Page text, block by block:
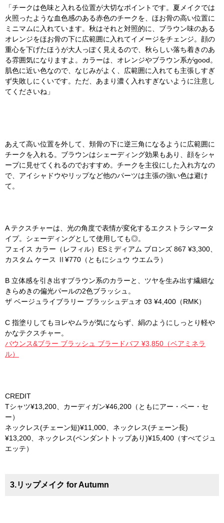
「チークは色味と入れる位置が大切なポイントです。夏メイクでは
火照ったような血色感のある赤色のチークを、ほお骨の高い位置に
ミニマムに入れています。秋はそれと対照的に、ブラウン味のある
オレンジをほお骨の下に広範囲に入れてイメージをチェンジ。顔の
重心を下げたほうが大人っぽく見えるので、秋らしい落ち着きのあ
る雰囲気になりますよ。カラーは、オレンジやブラウン系がgood。
肌色に近い色なので、なじみがよく、広範囲に入れても主張しすぎ
ず失敗しにくいです。ただ、あまり濃く入れすぎないように注意し
てくださいね」
あえて高い位置を外して、頬骨の下に逆三角になるように広範囲に
チークを入れる。ブラウンはシェーディング効果もあり、顔をシャ
ープに見せてくれるのでおすすめ。チークを主役にした入れ方なの
で、アイシャドウやリップなど他のパーツは主張の強い色は避け
て。
A テクスチャーは、光の角度で表情が変化するエクストラシマータ
イプ。シェーディングとして使用しても◎。
フェイス カラー（レフィル）ESミディアム ブロンズ 867 ¥3,300、
カスタム ケース Ⅱ¥770（ともにシュウ ウエムラ）
B 立体感を引き出すブラウン系のカラーと、ツヤを生み出す繊細な
きらめきの偏光パールの2色ブラッシュ。
ザ ベージュライブラリー ブラッシュデュオ 03 ¥4,400（RMK）
C 指塗りしてもヨレやムラが気にならず、絹のようにしっとり軽や
かなテクスチャー。
バウンス&ブラー ブラッシュ ブラードバフ ¥3,850（ベアミネラ
ル）
CREDIT
Tシャツ¥13,200、カーディガン¥46,200（ともにアー・ペー・セ
ー）
ネックレス(チェーン短)¥11,000、ネックレス(チェーン長)
¥13,200、ネックレス(ペンダントトップあり)¥15,400（すべてジュ
エッテ）
3.リップメイク for Autumn